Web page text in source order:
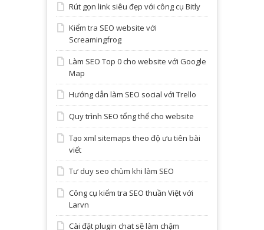
Rút gọn link siêu đẹp với công cụ Bitly
Kiểm tra SEO website với
Screamingfrog
Làm SEO Top 0 cho website với Google
Map
Hướng dẫn làm SEO social với Trello
Quy trình SEO tổng thể cho website
Tạo xml sitemaps theo độ ưu tiên bài
viết
Tư duy seo chùm khi làm SEO
Công cụ kiểm tra SEO thuần Việt với
Larvn
Cài đặt plugin chat sẽ làm chậm